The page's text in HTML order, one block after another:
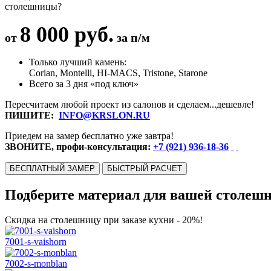
столешницы?
от 8 000 руб. за п/м
Только лучший камень:
Corian, Montelli, HI-MACS, Tristone, Starone
Всего за 3 дня «под ключ»
Пересчитаем любой проект из салонов и сделаем...дешевле!
ПИШИТЕ: INFO@KRSLON.RU
Приедем на замер бесплатно уже завтра!
ЗВОНИТЕ, профи-консультация: +7 (921) 936-18-36
БЕСПЛАТНЫЙ ЗАМЕР БЫСТРЫЙ РАСЧЕТ
Подберите материал для вашей
Скидка на столешницу при заказе кухни - 20%!
7001-s-vaishorn
7002-s-monblan